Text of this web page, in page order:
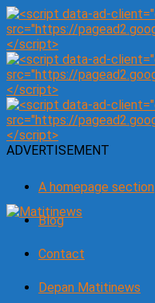
ADVERTISEMENT
A homepage section
Blog
Contact
Depan Matitinews